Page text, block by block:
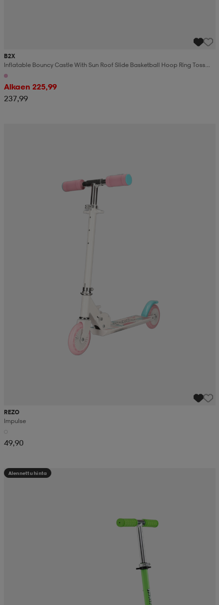
B2X
Inflatable Bouncy Castle With Sun Roof Slide Basketball Hoop Ring Toss
Alkaen 225,99
237,99
REZO
Impulse
49,90
Alennettu hinta